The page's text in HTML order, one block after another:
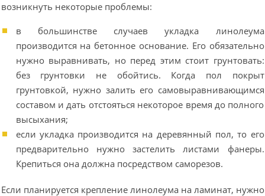
возникнуть некоторые проблемы:
в большинстве случаев укладка линолеума
производится на бетонное основание. Его обязательно
нужно выравнивать, но перед этим стоит грунтовать:
без грунтовки не обойтись. Когда пол покрыт
грунтовкой, нужно залить его самовыравнивающимся
составом и дать отстояться некоторое время до полного
высыхания;
если укладка производится на деревянный пол, то его
предварительно нужно застелить листами фанеры.
Крепиться она должна посредством саморезов.
Если планируется крепление линолеума на ламинат, нужно